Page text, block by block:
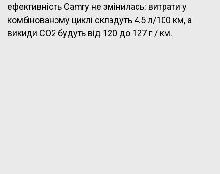
ефективність Camry не змінилась: витрати у
комбінованому циклі складуть 4.5 л/100 км, а
викиди CO2 будуть від 120 до 127 г / км.